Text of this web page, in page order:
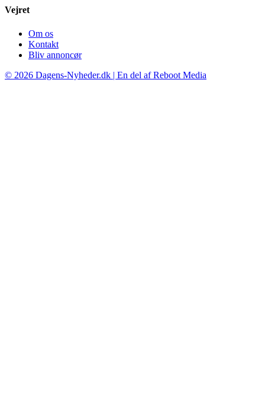
Vejret
Om os
Kontakt
Bliv annoncør
© 2026 Dagens-Nyheder.dk | En del af Reboot Media